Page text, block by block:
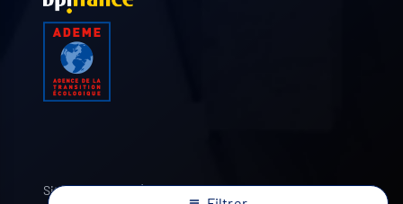
Site internet par